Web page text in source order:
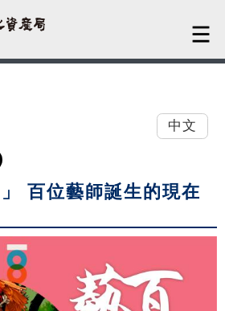
中文
」 百位藝師誕生的現在